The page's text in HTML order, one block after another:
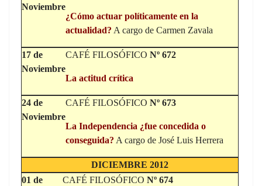
Noviembre
¿Cómo actuar políticamente en la
actualidad? A cargo de Carmen Zavala
17 de
Noviembre
CAFÉ FILOSÓFICO Nº 672
La actitud crítica
24 de
Noviembre
CAFÉ FILOSÓFICO Nº 673
La Independencia ¿fue concedida o
conseguida? A cargo de José Luis Herrera
DICIEMBRE 2012
01 de
CAFÉ FILOSÓFICO Nº 674